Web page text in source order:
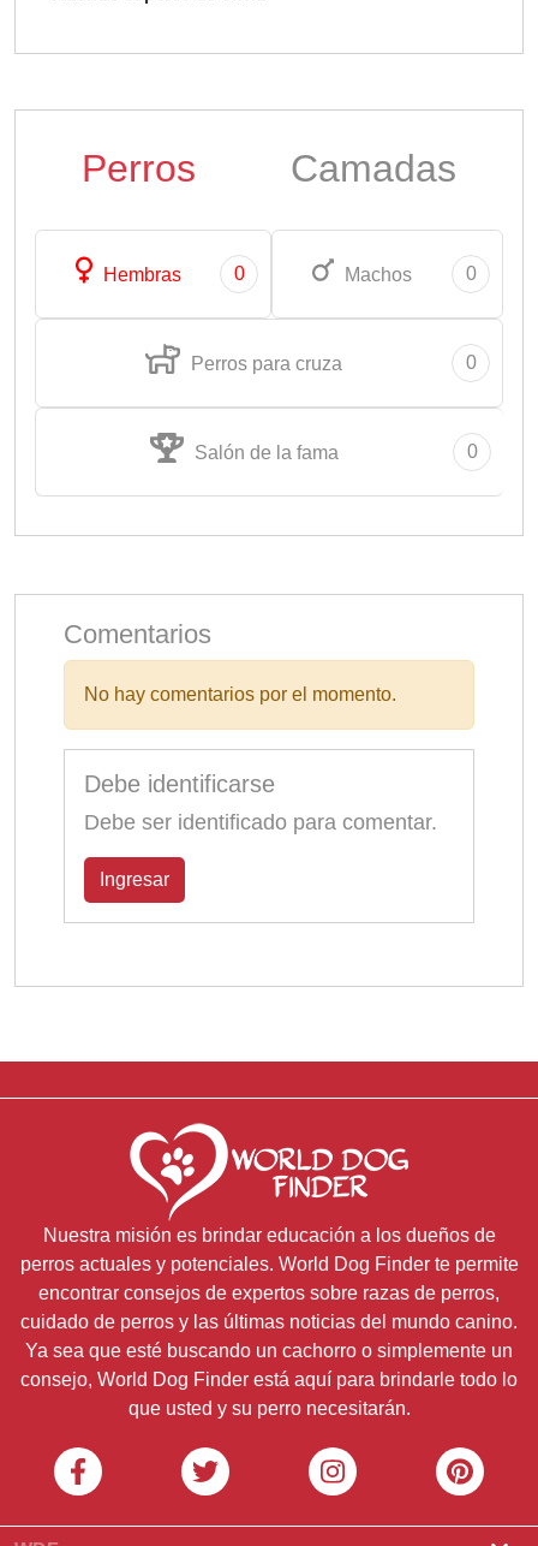
Perros Camadas
Hembras 0 Machos 0
Perros para cruza 0
Salón de la fama 0
Comentarios
No hay comentarios por el momento.
Debe identificarse
Debe ser identificado para comentar.
Ingresar
Nuestra misión es brindar educación a los dueños de
perros actuales y potenciales. World Dog Finder te permite
encontrar consejos de expertos sobre razas de perros,
cuidado de perros y las últimas noticias del mundo canino.
Ya sea que esté buscando un cachorro o simplemente un
consejo, World Dog Finder está aquí para brindarle todo lo
que usted y su perro necesitarán.